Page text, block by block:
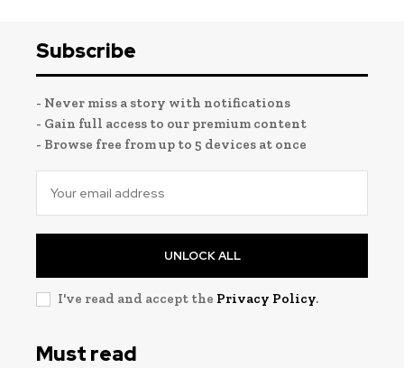
Subscribe
- Never miss a story with notifications
- Gain full access to our premium content
- Browse free from up to 5 devices at once
UNLOCK ALL
I've read and accept the Privacy Policy.
Must read